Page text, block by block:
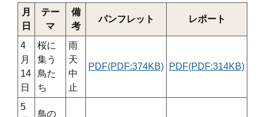
月
日
テー
マ
備
考
パンフレット レポート
4
月
14
日
桜に
集う
鳥た
ち
雨
天
中
止
PDF(PDF:374KB) PDF(PDF:314KB)
5
鳥の